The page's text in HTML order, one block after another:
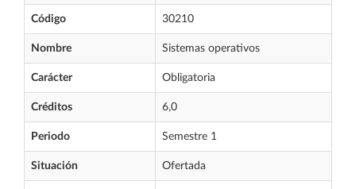
Código 30210
Nombre Sistemas operativos
Carácter Obligatoria
Créditos 6,0
Periodo Semestre 1
Situación Ofertada